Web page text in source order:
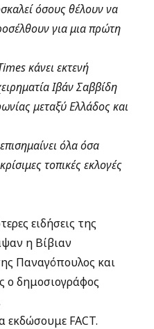
όσους θέλουν να
για μια πρώτη
κάνει εκτενή
Ιβάν Σαββίδη
μεταξύ Ελλάδος και
όλα όσα
τοπικές εκλογές
ειδήσεις της
η Βίβιαν
Παναγόπουλος και
ο δημοσιογράφος
εκδώσουμε FACT.